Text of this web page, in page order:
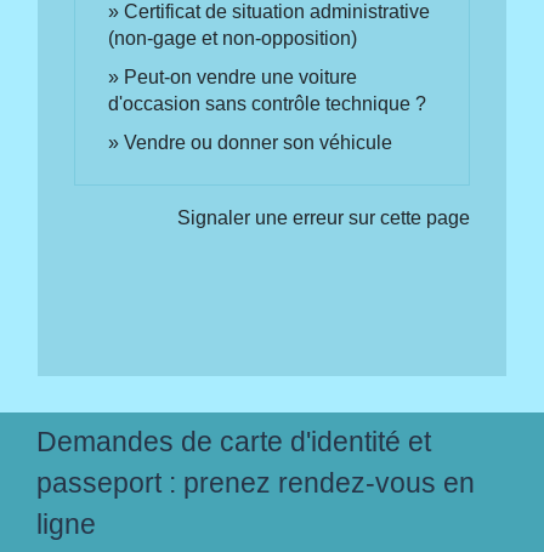
Certificat de situation administrative
(non-gage et non-opposition)
Peut-on vendre une voiture
d'occasion sans contrôle technique ?
Vendre ou donner son véhicule
Signaler une erreur sur cette page
Demandes de carte d'identité et
passeport : prenez rendez-vous en
ligne